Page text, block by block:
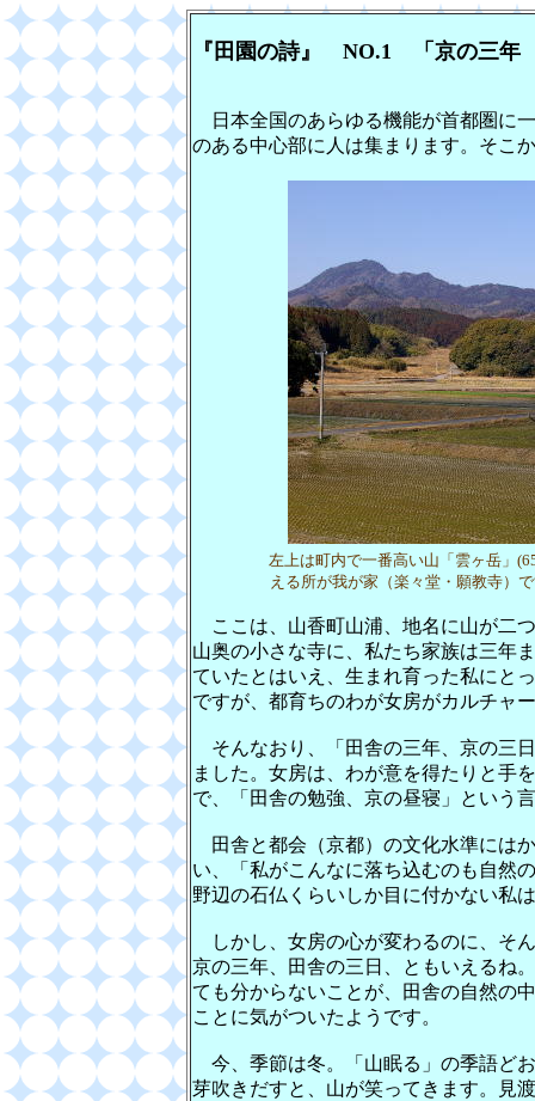
『田園の詩』 NO.1 「京の
日本全国のあらゆる機能が首都圏に
のある中心部に人は集まります。そこ
左上は町内で一番高い山「雲ヶ岳」
える所が我が家（楽々堂・願教寺）
ここは、山香町山浦、地名に山が二
山奥の小さな寺に、私たち家族は三年
ていたとはいえ、生まれ育った私にと
ですが、都育ちのわが女房がカルチャ
そんなおり、「田舎の三年、京の三
ました。女房は、わが意を得たりと手
で、「田舎の勉強、京の昼寝」という
田舎と都会（京都）の文化水準には
い、「私がこんなに落ち込むのも自然
野辺の石仏くらいしか目に付かない私
しかし、女房の心が変わるのに、そ
京の三年、田舎の三日、ともいえるね
ても分からないことが、田舎の自然の
ことに気がついたようです。
今、季節は冬。「山眠る」の季語ど
芽吹きだすと、山が笑ってきます。見